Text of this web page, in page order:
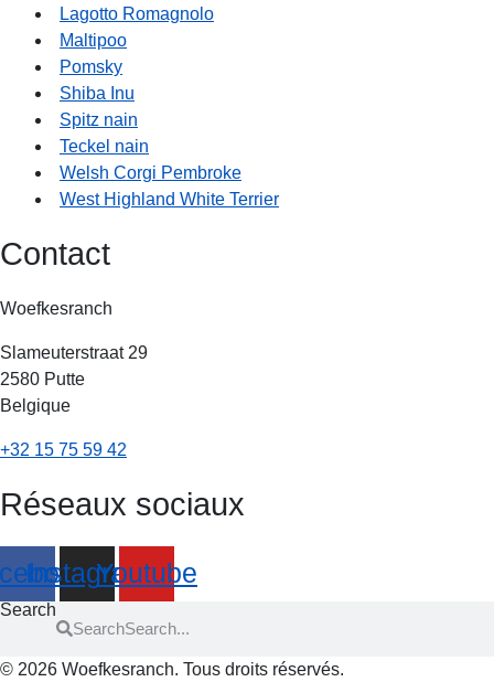
Lagotto Romagnolo
Maltipoo
Pomsky
Shiba Inu
Spitz nain
Teckel nain
Welsh Corgi Pembroke
West Highland White Terrier
Contact
Woefkesranch
Slameuterstraat 29
2580 Putte
Belgique
+32 15 75 59 42
Réseaux sociaux
Instagram
Youtube
Search
Search
© 2026 Woefkesranch. Tous droits réservés.